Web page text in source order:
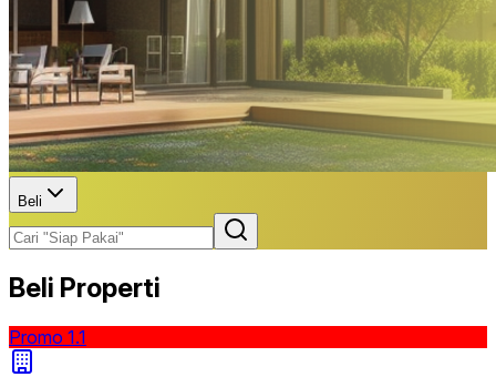
Beli
Beli Properti
Promo 1.1